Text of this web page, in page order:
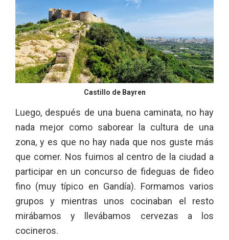
Castillo de Bayren
Luego, después de una buena caminata, no hay
nada mejor como saborear la cultura de una
zona, y es que no hay nada que nos guste más
que comer. Nos fuimos al centro de la ciudad a
participar en un concurso de fideguas de fideo
fino (muy típico en Gandía). Formamos varios
grupos y mientras unos cocinaban el resto
mirábamos y llevábamos cervezas a los
cocineros.